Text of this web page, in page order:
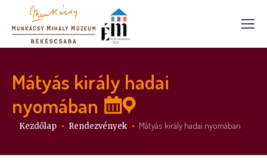
Mátyás király hadai
nyomában
Itt vagy:
Kezdőlap Rendezvények Mátyás király hadai nyomában